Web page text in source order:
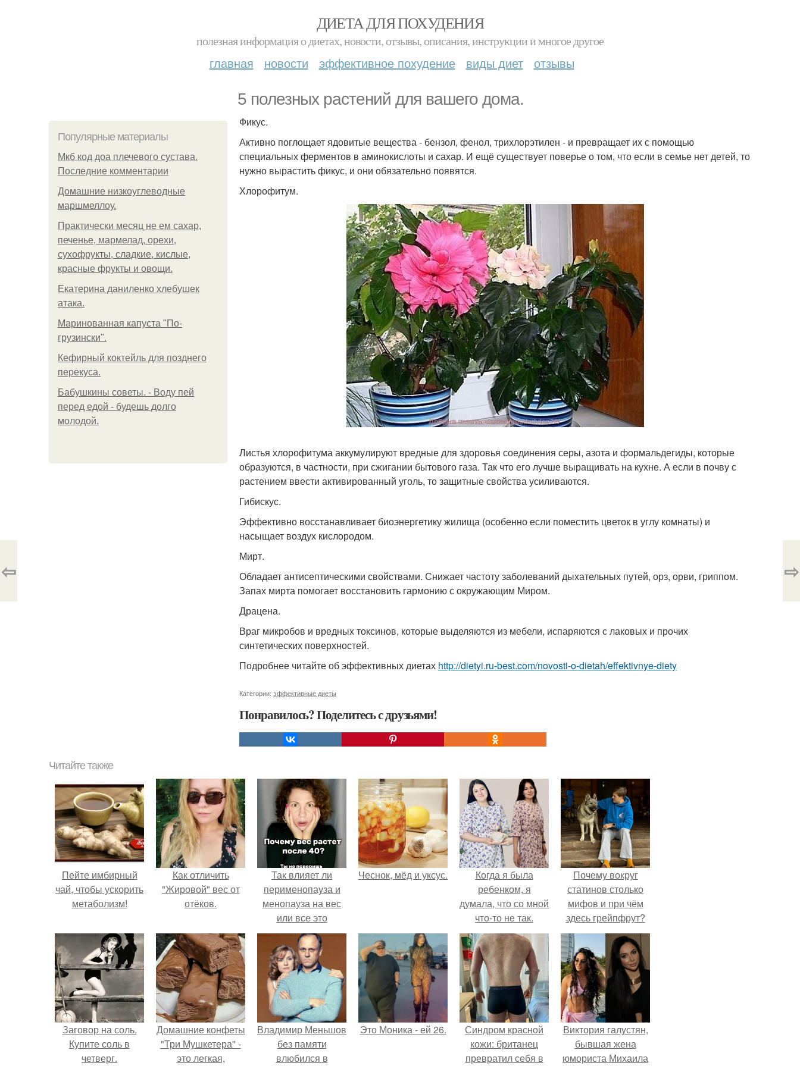
ДИЕТА ДЛЯ ПОХУДЕНИЯ
полезная информация о диетах, новости, отзывы, описания, инструкции и многое другое
главная новости эффективное похудение виды диет отзывы
5 полезных растений для вашего дома.
Популярные материалы
Мкб код доа плечевого сустава.
Последние комментарии
Домашние низкоуглеводные
маршмеллоу.
Практически месяц не ем сахар,
печенье, мармелад, орехи,
сухофрукты, сладкие, кислые,
красные фрукты и овощи.
Екатерина даниленко хлебушек
атака.
Маринованная капуста "По-
грузински".
Кефирный коктейль для позднего
перекуса.
Бабушкины советы. - Воду пей
перед едой - будешь долго
молодой.
Фикус.
Активно поглощает ядовитые вещества - бензол, фенол, трихлорэтилен - и превращает их с помощью
специальных ферментов в аминокислоты и сахар. И ещё существует поверье о том, что если в семье нет детей, то
нужно вырастить фикус, и они обязательно появятся.
Хлорофитум.
Листья хлорофитума аккумулируют вредные для здоровья соединения серы, азота и формальдегиды, которые
образуются, в частности, при сжигании бытового газа. Так что его лучше выращивать на кухне. А если в почву с
растением ввести активированный уголь, то защитные свойства усиливаются.
Гибискус.
Эффективно восстанавливает биоэнергетику жилища (особенно если поместить цветок в углу комнаты) и
насыщает воздух кислородом.
Мирт.
Обладает антисептическими свойствами. Снижает частоту заболеваний дыхательных путей, орз, орви, гриппом.
Запах мирта помогает восстановить гармонию с окружающим Миром.
Драцена.
Враг микробов и вредных токсинов, которые выделяются из мебели, испаряются с лаковых и прочих
синтетических поверхностей.
Подробнее читайте об эффективных диетах http://dietyi.ru-best.com/novosti-o-dietah/effektivnye-diety
Категории: эффективные диеты
Понравилось? Поделитесь с друзьями!
⇦ ⇨
Читайте также
Пейте имбирный
чай, чтобы ускорить
метаболизм!
Как отличить
"Жировой" вес от
отёков.
Так влияет ли
перименопауза и
менопауза на вес
или все это
ерунда?
Чеснок, мёд и уксус.
Когда я была
ребенком, я
думала, что со мной
что-то не так.
Почему вокруг
статинов столько
мифов и при чём
здесь грейпфрут?
Заговор на соль.
Купите соль в
четверг.
Домашние конфеты
"Три Мушкетера" -
это легкая,
Владимир Меньшов
без памяти
влюбился в
Это Моника - ей 26.
Синдром красной
кожи: британец
превратил себя в
Виктория галустян,
бывшая жена
юмориста Михаила